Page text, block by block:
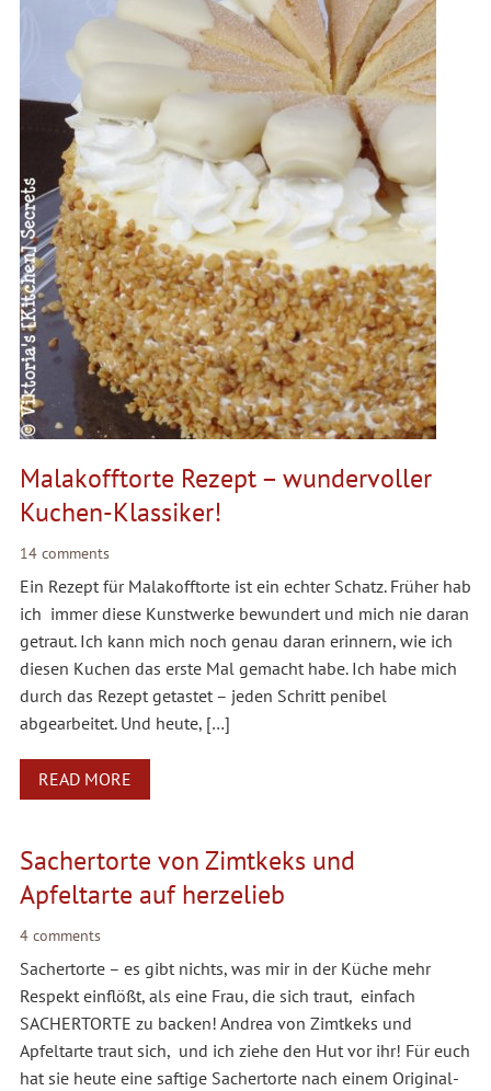
Malakofftorte Rezept – wundervoller
Kuchen-Klassiker!
14 comments
Ein Rezept für Malakofftorte ist ein echter Schatz. Früher hab
ich immer diese Kunstwerke bewundert und mich nie daran
getraut. Ich kann mich noch genau daran erinnern, wie ich
diesen Kuchen das erste Mal gemacht habe. Ich habe mich
durch das Rezept getastet – jeden Schritt penibel
abgearbeitet. Und heute, […]
READ MORE
Sachertorte von Zimtkeks und
Apfeltarte auf herzelieb
4 comments
Sachertorte – es gibt nichts, was mir in der Küche mehr
Respekt einflößt, als eine Frau, die sich traut, einfach
SACHERTORTE zu backen! Andrea von Zimtkeks und
Apfeltarte traut sich, und ich ziehe den Hut vor ihr! Für euch
hat sie heute eine saftige Sachertorte nach einem Original-